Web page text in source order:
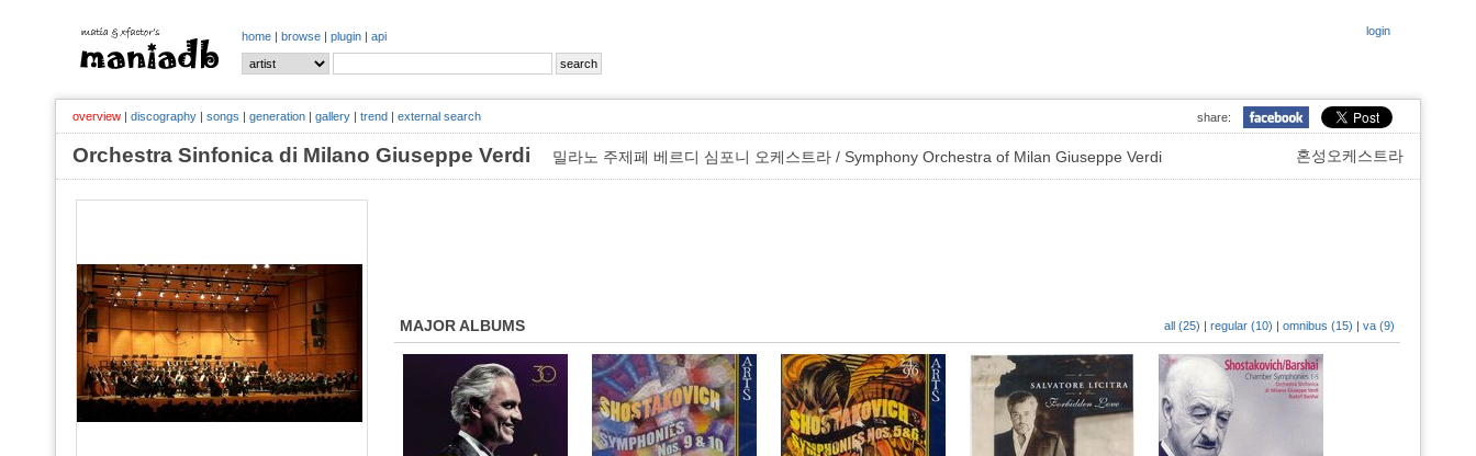
login
home | browse | plugin | api
share:
overview | discography | songs | generation | gallery | trend | external search
혼성오케스트라
Orchestra Sinfonica di Milano Giuseppe Verdi 밀라노 주제페 베르디 심포니 오케스트라 / Symphony Orchestra of Milan Giuseppe Verdi
MAJOR ALBUMS all (25) | regular (10) | omnibus (15) | va (9)